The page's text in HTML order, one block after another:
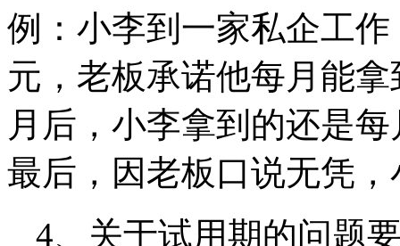
例：小李到一家私企工
元，老板承诺他每月能
月后，小李拿到的还是
最后，因老板口说无凭
4、关于试用期的问题